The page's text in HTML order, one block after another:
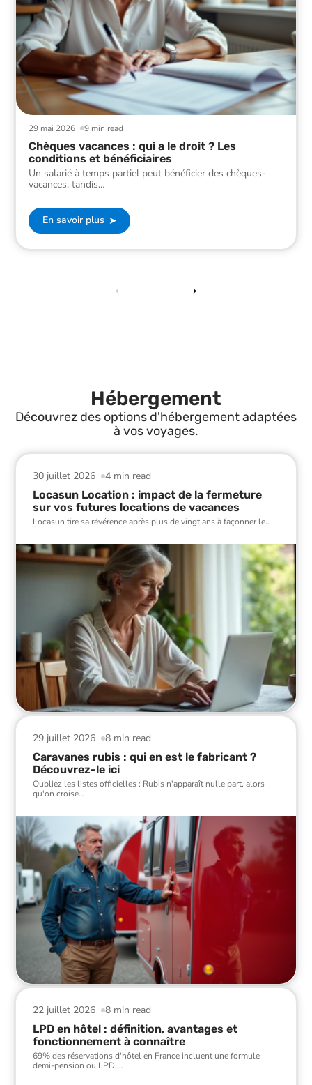
9 min read
29 mai 2026
Chèques vacances : qui a le droit ? Les
conditions et bénéficiaires
Un salarié à temps partiel peut bénéficier des chèques-
vacances, tandis…
En savoir plus
Hébergement
Découvrez des options d'hébergement adaptées
à vos voyages.
4 min read
30 juillet 2026
Locasun Location : impact de la fermeture
sur vos futures locations de vacances
Locasun tire sa révérence après plus de vingt ans à façonner le…
8 min read
29 juillet 2026
Caravanes rubis : qui en est le fabricant ?
Découvrez-le ici
Oubliez les listes officielles : Rubis n'apparaît nulle part, alors
qu'on croise…
8 min read
22 juillet 2026
LPD en hôtel : définition, avantages et
fonctionnement à connaître
69% des réservations d'hôtel en France incluent une formule
demi-pension ou LPD.…